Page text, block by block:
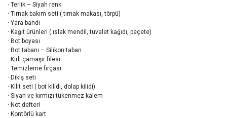
· Terlik – Siyah renk
· Tırnak bakım seti ( tırnak makası, törpü)
· Yara bandı
· Kağıt ürünleri ( ıslak mendil, tuvalet kağıdı, peçete)
· Bot boyası
· Bot tabanı – Silikon taban
· Kirli çamaşır filesi
· Temizleme fırçası
· Dikiş seti
· Kilit seti ( bot kilidi, dolap kilidi)
· Siyah ve kırmızı tükenmez kalem
· Not defteri
· Kontörlü kart